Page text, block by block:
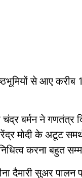
से आए करीब
बर्मन ने गणतंत्र
मोदी के अटूट
करना बहुत
दैमारी सुअर